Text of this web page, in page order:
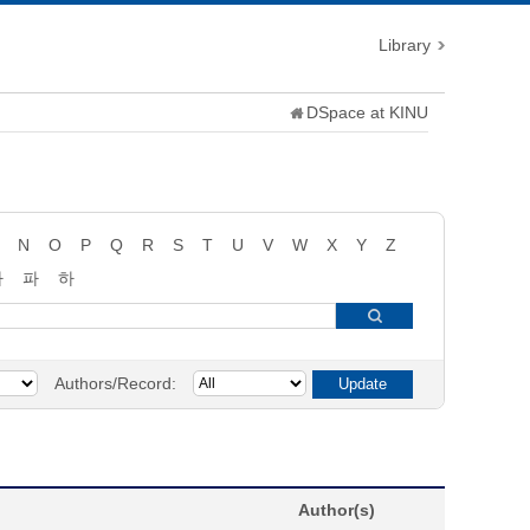
Library
DSpace at KINU
N O P Q R S T U V W X Y
Z
파
하
Authors/Record:
Author(s)